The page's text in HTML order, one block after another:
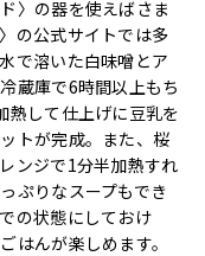
〉の器を使えばさま
の公式サイトでは多
で溶いた白味噌とア
蔵庫で6時間以上もち
熱して仕上げに豆乳を
トが完成。また、桜
ンジで1分半加熱すれ
ぷりなスープもでき
の状態にしておけ
はんが楽しめます。